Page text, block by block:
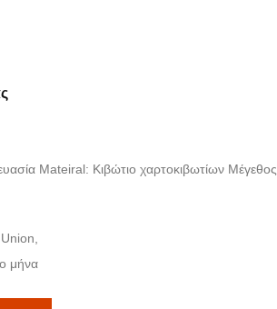
Mateiral: Κιβώτιο χαρτοκιβωτίων Μέγεθος
μήνα